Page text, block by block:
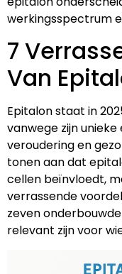
werkingsspectrum
7
Van
Epitalon staat in
vanwege zijn
veroudering en
tonen aan dat
cellen beïnvloedt,
verrassende
zeven
relevant zijn voor